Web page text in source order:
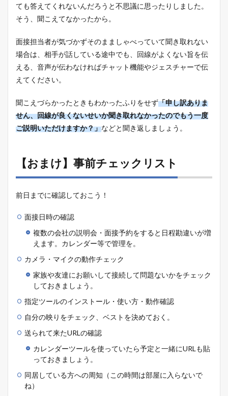
ても答えてくれないんだろうと不思議に思ったりしました。
そう、聞こえてなかったから。
面接担当者が気づかずそのまましゃべっていて聞き取れない
場合は、相手が話している途中でも、回線がよくない旨を伝
える、音声が伝わなければチャット機能やジェスチャーで伝
えてください。
聞こえづらかったときもわかったふりをせず「申し訳ありま
せん、回線が良くないせいか聞き取れなかったのでもう一度
ご説明いただけますか？」などと聞き返しましょう。
【おまけ】事前チェックリスト
前日までに確認しておこう！
面接日時の確認
複数の会社の説明会・面接予約をすると日程勘違いが増
えます。カレンダー等で管理を。
カメラ・マイクの動作チェック
家族や友達にお願いして接続して問題ないかをチェック
しておきましょう。
指定ツールのインストール・使い方・動作確認
自分の映りをチェック、ベストを決めておく。
送られて来たURLの確認
カレンダーツールを使っていたら予定と一緒にURLも貼
っておきましょう。
同居している方への周知（この時間は部屋に入らないで
ね）